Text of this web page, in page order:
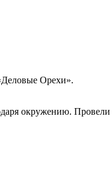
Орехи».
окружению.